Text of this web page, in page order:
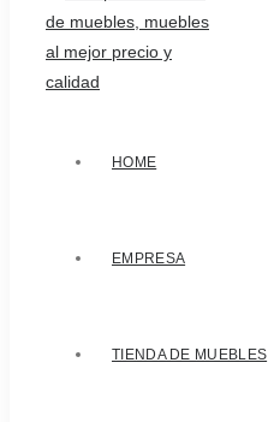
HOME
EMPRESA
TIENDA DE MUEBLES